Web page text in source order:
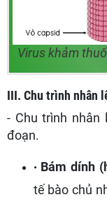
Virus khảm
III. Chu trình nhân
- Chu trình nhân
đoạn.
Bám dính
tế bào chủ